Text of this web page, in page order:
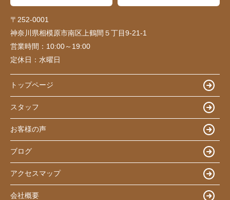
〒252-0001
神奈川県相模原市南区上鶴間５丁目9-21-1
営業時間： 10:00～19:00
定休日： 水曜日
トップページ
スタッフ
お客様の声
ブログ
アクセスマップ
会社概要